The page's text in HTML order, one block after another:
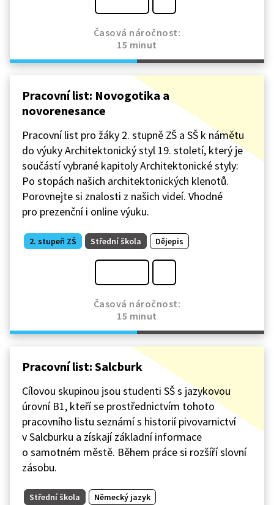
Časová náročnost:
15 minut
Pracovní list: Novogotika a
novorenesance
Pracovní list pro žáky 2. stupně ZŠ a SŠ k námětu
do výuky Architektonický styl 19. století, který je
součástí vybrané kapitoly Architektonické styly:
Po stopách našich architektonických klenotů.
Porovnejte si znalosti z našich videí. Vhodné
pro prezenční i online výuku.
2. stupeň ZŠ Střední škola Dějepis
Časová náročnost:
15 minut
Pracovní list: Salcburk
Cílovou skupinou jsou studenti SŠ s jazykovou
úrovní B1, kteří se prostřednictvím tohoto
pracovního listu seznámí s historií pivovarnictví
v Salcburku a získají základní informace
o samotném městě. Během práce si rozšíří slovní
zásobu.
Střední škola Německý jazyk